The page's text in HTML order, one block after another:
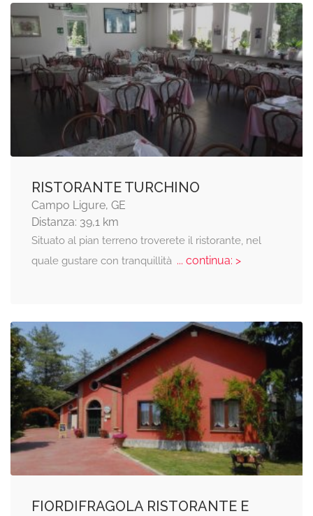
RISTORANTE TURCHINO
Campo Ligure, GE
Distanza: 39,1 km
Situato al pian terreno troverete il ristorante, nel
quale gustare con tranquillità... continua: >
FIORDIFRAGOLA RISTORANTE E